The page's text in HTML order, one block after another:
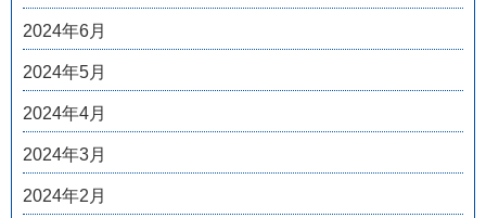
2024年6月
2024年5月
2024年4月
2024年3月
2024年2月